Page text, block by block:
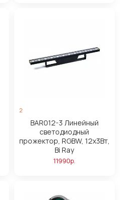
2
BAR012-3 Линейный
светодиодный
прожектор, RGBW, 12х3Вт,
Bi Ray
11990р.